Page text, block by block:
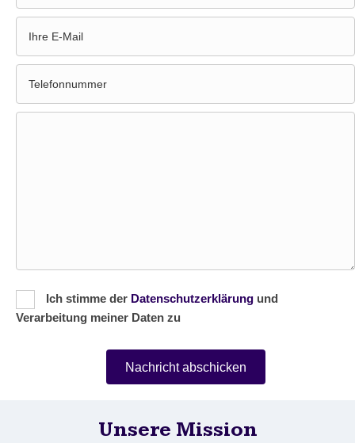
Ich stimme der Datenschutzerklärung und
Verarbeitung meiner Daten zu
Nachricht abschicken
Unsere Mission